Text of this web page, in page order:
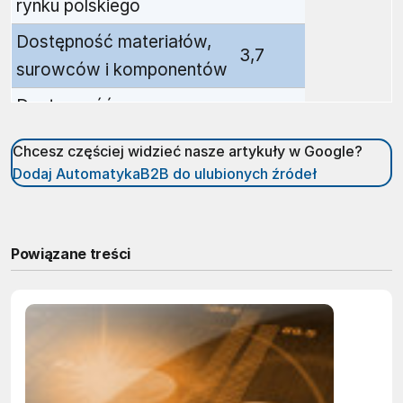
rynku polskiego
Dostępność materiałów,
surowców i komponentów
3,7
Dostępność
wykwalifikowanej siły
roboczej
Stabilność polityczna
3,6
gruntów inwestycyjnych
Proces nabywania
nieruchomości
Ogólna ocena klimatu
3,3
Chcesz częściej widzieć nasze artykuły w Google?
Dodaj AutomatykaB2B do ulubionych źródeł
Powiązane treści